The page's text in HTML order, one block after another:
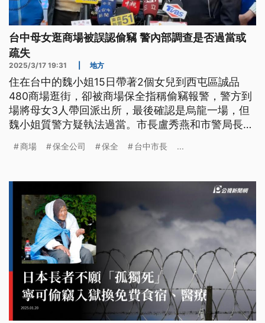
台中母女逛商場被誤認偷竊 警內部調查是否過當或
疏失
2025/3/17 19:31 地方
住在台中的魏小姐15日帶著2個女兒到西屯區誠品
480商場逛街，卻被商場保全指稱偷竊報警，警方到
場將母女3人帶回派出所，最後確認是烏龍一場，但
魏小姐質警方疑執法過當。市長盧秀燕和市警局長今
當或疏失，誠品也出面道歉，表示這件事是保全過度
商場 保全公司 保全 台中市長 ...